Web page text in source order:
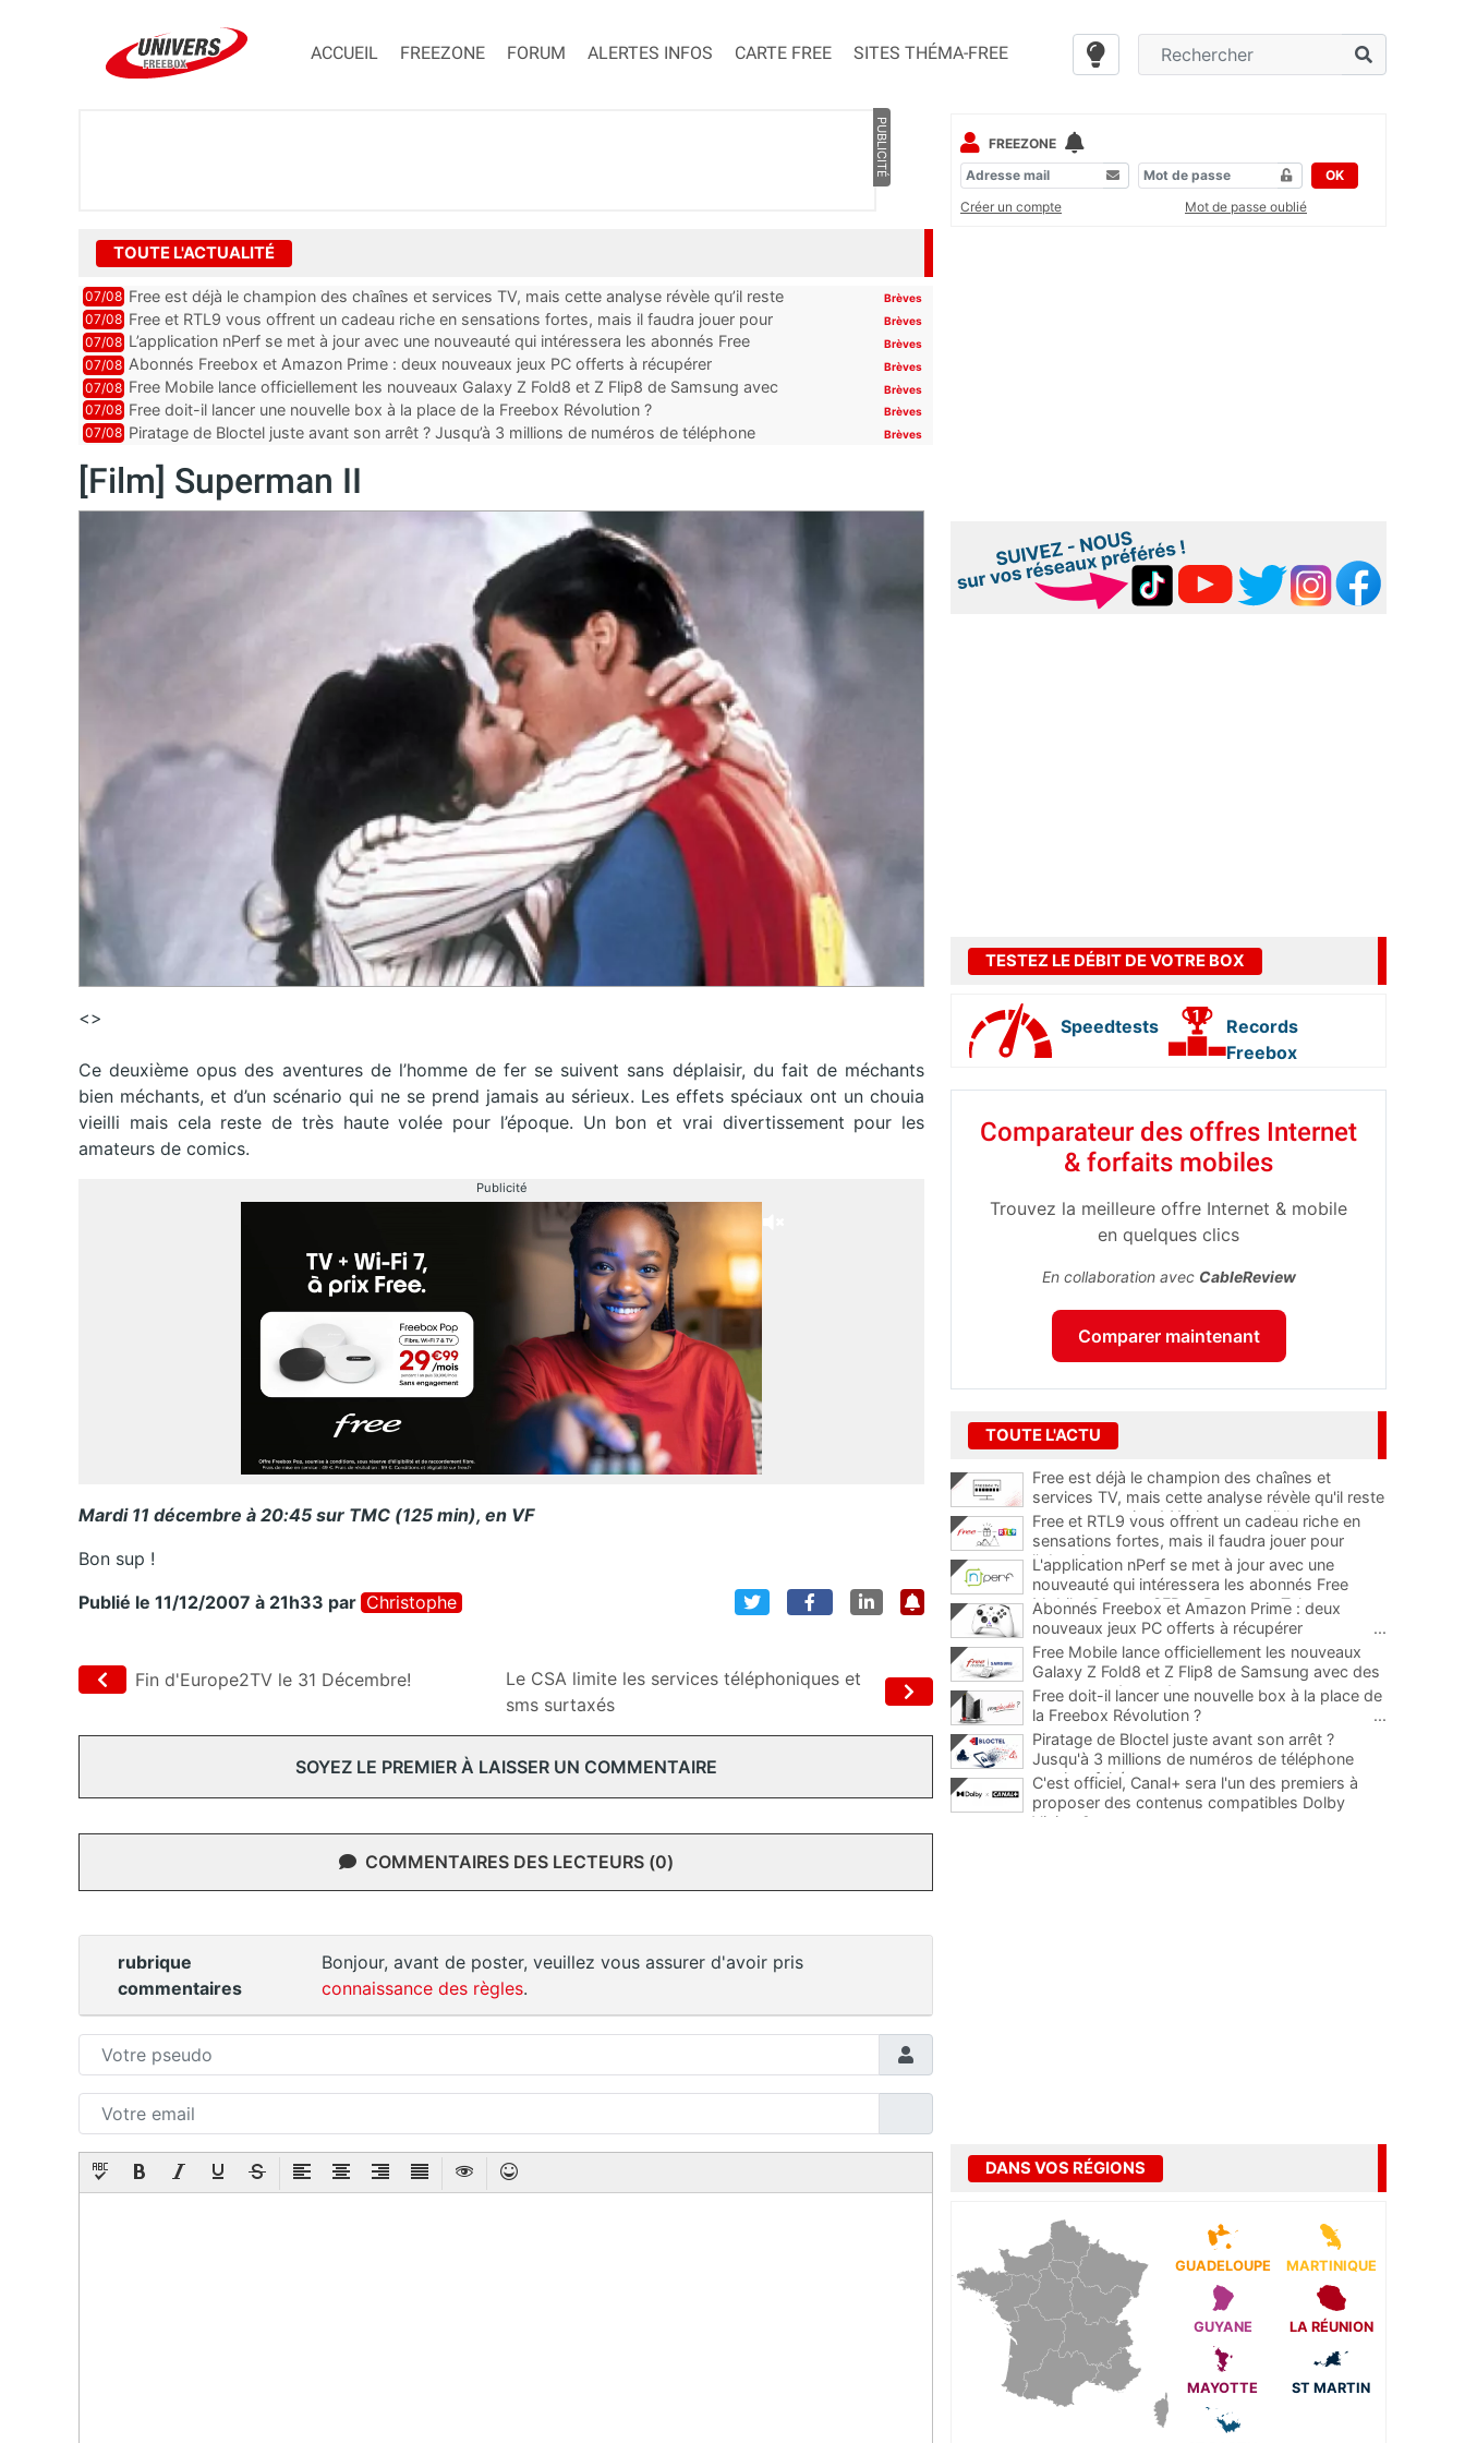
ACCUEIL FREEZONE FORUM ALERTES INFOS CARTE FREE SITES THÉMA-FREE
PUBLICITÉ
TOUTE L'ACTUALITÉ
07/08 Free est déjà le champion des chaînes et services TV, mais cette analyse révèle qu’il reste
encore au moin...
Brèves
07/08 Free et RTL9 vous offrent un cadeau riche en sensations fortes, mais il faudra jouer pour
l’obtenir
Brèves
07/08 L’application nPerf se met à jour avec une nouveauté qui intéressera les abonnés Free
Mobile, Orange, SFR ...
Brèves
07/08 Abonnés Freebox et Amazon Prime : deux nouveaux jeux PC offerts à récupérer Brèves
07/08 Free Mobile lance officiellement les nouveaux Galaxy Z Fold8 et Z Flip8 de Samsung avec
des promos et des cadeaux
Brèves
07/08 Free doit-il lancer une nouvelle box à la place de la Freebox Révolution ? Brèves
07/08 Piratage de Bloctel juste avant son arrêt ? Jusqu’à 3 millions de numéros de téléphone
Brèves
[Film] Superman II
<>
Ce deuxième opus des aventures de l’homme de fer se suivent sans déplaisir, du fait de méchants
bien méchants, et d’un scénario qui ne se prend jamais au sérieux. Les effets spéciaux ont un chouia
vieilli mais cela reste de très haute volée pour l’époque. Un bon et vrai divertissement pour les
amateurs de comics.
Publicité
Mardi 11 décembre à 20:45 sur TMC (125 min), en VF
Bon sup !
Publié le 11/12/2007 à 21h33 par Christophe
Fin d'Europe2TV le 31 Décembre!
Le CSA limite les services téléphoniques et
sms surtaxés
SOYEZ LE PREMIER À LAISSER UN COMMENTAIRE
COMMENTAIRES DES LECTEURS (0)
rubrique
commentaires
Bonjour, avant de poster, veuillez vous assurer d'avoir pris
connaissance des règles.
FREEZONE
OK
Créer un compte
Mot de passe oublié
TESTEZ LE DÉBIT DE VOTRE BOX
Speedtests
Records
Freebox
Comparateur des offres Internet
& forfaits mobiles
Trouvez la meilleure offre Internet & mobile
en quelques clics
En collaboration avec CableReview
Comparer maintenant
TOUTE L'ACTU
Free est déjà le champion des chaînes et
services TV, mais cette analyse révèle qu'il reste
encore au moins 141 ajouts possibles
Free et RTL9 vous offrent un cadeau riche en
sensations fortes, mais il faudra jouer pour
l'obtenir
L'application nPerf se met à jour avec une
nouveauté qui intéressera les abonnés Free
Mobile, Orange, SFR et Bouygues Telecom
Abonnés Freebox et Amazon Prime : deux
nouveaux jeux PC offerts à récupérer
...
Free Mobile lance officiellement les nouveaux
Galaxy Z Fold8 et Z Flip8 de Samsung avec des
promos et des cadeaux
...
Free doit-il lancer une nouvelle box à la place de
la Freebox Révolution ?
...
Piratage de Bloctel juste avant son arrêt ?
Jusqu'à 3 millions de numéros de téléphone
auraient fuité
C'est officiel, Canal+ sera l'un des premiers à
proposer des contenus compatibles Dolby
Vision 2
DANS VOS RÉGIONS
GUADELOUPE MARTINIQUE
GUYANE LA RÉUNION
MAYOTTE ST MARTIN